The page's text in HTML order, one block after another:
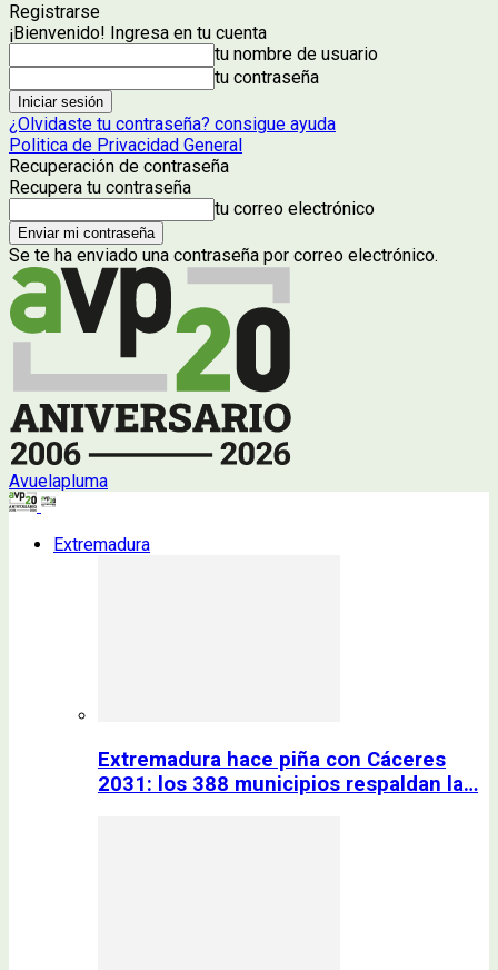
Registrarse
¡Bienvenido! Ingresa en tu cuenta
tu nombre de usuario
tu contraseña
¿Olvidaste tu contraseña? consigue ayuda
Politica de Privacidad General
Recuperación de contraseña
Recupera tu contraseña
tu correo electrónico
Se te ha enviado una contraseña por correo electrónico.
Avuelapluma
Extremadura
Extremadura hace piña con Cáceres
2031: los 388 municipios respaldan la…